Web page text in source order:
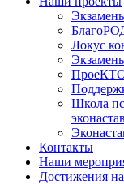
Локус
Школа
Контакты
Наши
Достижения